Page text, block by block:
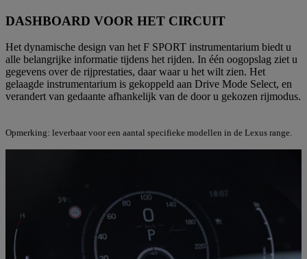
DASHBOARD VOOR HET CIRCUIT
Het dynamische design van het F SPORT instrumentarium biedt u
alle belangrijke informatie tijdens het rijden. In één oogopslag ziet u
gegevens over de rijprestaties, daar waar u het wilt zien. Het
gelaagde instrumentarium is gekoppeld aan Drive Mode Select, en
verandert van gedaante afhankelijk van de door u gekozen rijmodus.
Opmerking: leverbaar voor een aantal specifieke modellen in de Lexus range.